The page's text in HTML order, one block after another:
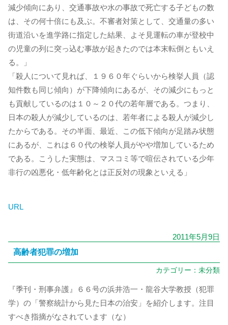
減少傾向にあり、交通事故や水の事故で死亡する子どもの数
は、その何十倍にも及ぶ。不審者対策として、交通量の多い
街道沿いを進学路に指定した結果、よそ見運転の車が登校中
の児童の列に突っ込む事故が起きたのでは本末転倒ともいえ
る。」
「殺人について見れば、１９６０年ぐらいから検挙人員（認
知件数も同じ傾向）が下降傾向にあるが、その減少にもっと
も貢献しているのは１０～２０代の若年層である。つまり、
日本の殺人が減少しているのは、若年者による殺人が減少し
たからである。その半面、最近、この低下傾向が足踏み状態
にあるが、これは６０代の検挙人員がやや増加しているため
である。こうした実態は、マスコミ等で喧伝されている少年
非行の凶悪化・低年齢化とは正反対の現象といえる」
URL
2011年5月9日
高齢者犯罪の増加
カテゴリー： 未分類
『季刊・刑事弁護』６６号の浜井浩一・龍谷大学教授（犯罪
学）の「警察統計から見た日本の治安」を紹介します。注目
すべき指摘がなされています（な）